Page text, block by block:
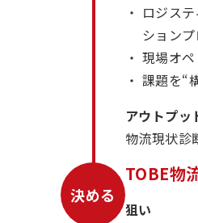
ロジス
ション
現場オ
課題を“
アウトプッ
物流現状診
決める
TOBE物
狙い